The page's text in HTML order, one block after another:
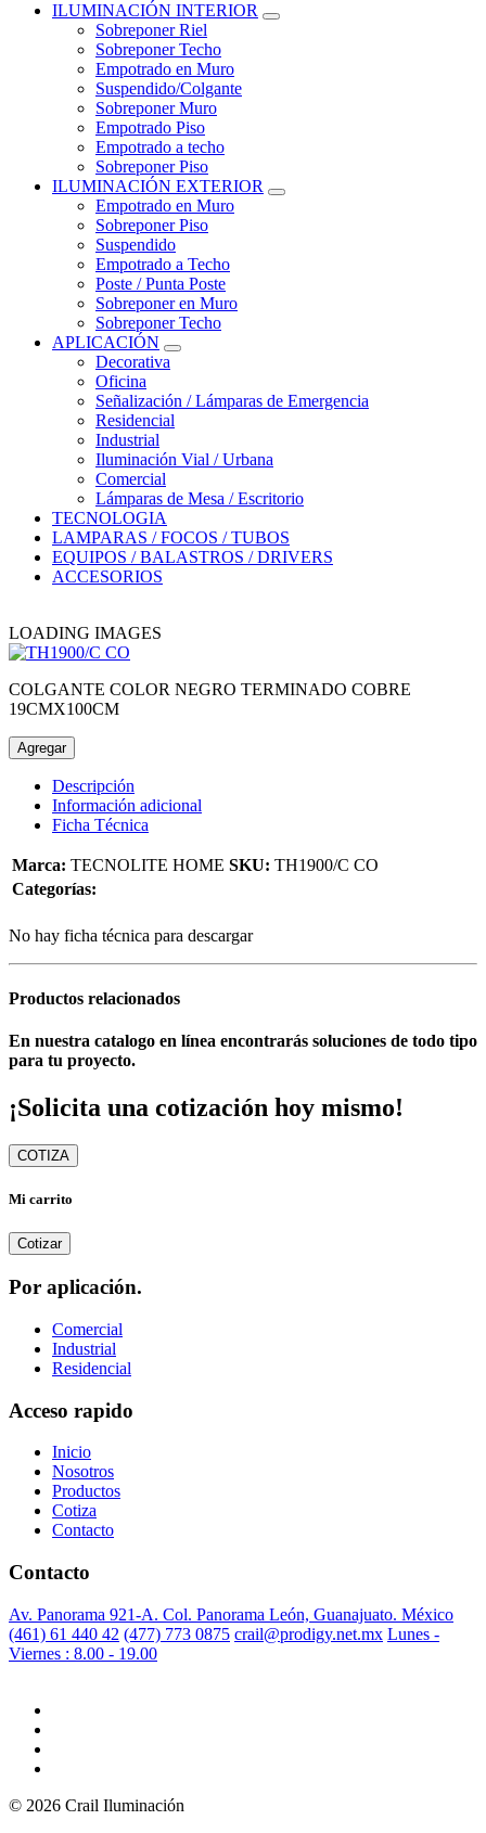
ILUMINACIÓN INTERIOR
Sobreponer Riel
Sobreponer Techo
Empotrado en Muro
Suspendido/Colgante
Sobreponer Muro
Empotrado Piso
Empotrado a techo
Sobreponer Piso
ILUMINACIÓN EXTERIOR
Empotrado en Muro
Sobreponer Piso
Suspendido
Empotrado a Techo
Poste / Punta Poste
Sobreponer en Muro
Sobreponer Techo
APLICACIÓN
Decorativa
Oficina
Señalización / Lámparas de Emergencia
Residencial
Industrial
Iluminación Vial / Urbana
Comercial
Lámparas de Mesa / Escritorio
TECNOLOGIA
LAMPARAS / FOCOS / TUBOS
EQUIPOS / BALASTROS / DRIVERS
ACCESORIOS
LOADING IMAGES
COLGANTE COLOR NEGRO TERMINADO COBRE
19CMX100CM
Agregar
Descripción
Información adicional
Ficha Técnica
Marca: TECNOLITE HOME SKU: TH1900/C CO
Categorías:
No hay ficha técnica para descargar
Productos relacionados
En nuestra catalogo en línea encontrarás soluciones de todo tipo
para tu proyecto.
¡Solicita una cotización hoy mismo!
COTIZA
Mi carrito
Cotizar
Por aplicación.
Comercial
Industrial
Residencial
Acceso rapido
Inicio
Nosotros
Productos
Cotiza
Contacto
Contacto
Av. Panorama 921-A. Col. Panorama León, Guanajuato. México
(461) 61 440 42 (477) 773 0875 crail@prodigy.net.mx Lunes -
Viernes : 8.00 - 19.00
© 2026 Crail Iluminación